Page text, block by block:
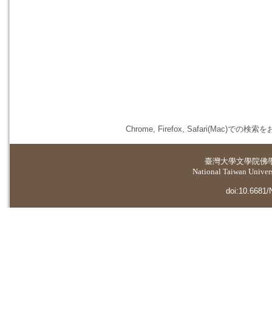
Chrome, Firefox, Safari(Mac)での検索を
臺灣大學文學院佛
National Taiwan
doi:10.6681/